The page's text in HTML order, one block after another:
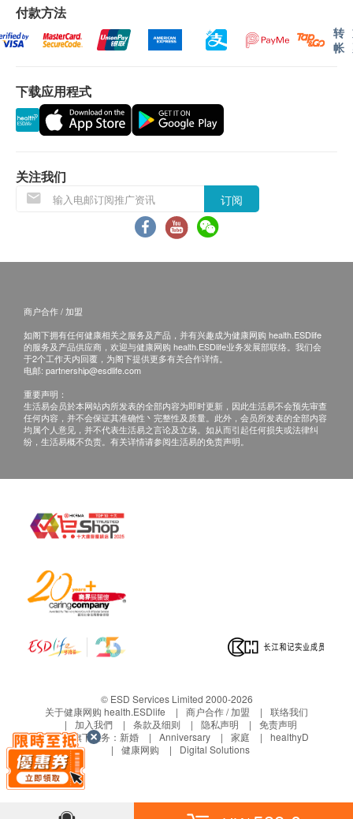
砂劳越洞燕、水、冰糖
储存方法
请存放于阴凉干爽处，最佳保存期为一年；开瓶后必
须储存放于1°C至4°C，并请尽快食用完毕
所有订单须视乎相关货品的供应情况再作最后确
认。 倘若健康网购health. ESDlife未能提供任何订
单上的货品，健康网购health. ESDlife有权拒绝接
客再作安排。
退换条款：
有损毁情况，一经确认签收，恕不接受退换。
退换产品必须包装完整，如退换之产品有任何残缺
或过期退回，供应商有权不受理。
如有其他损坏或遗漏查询，顾客必须保留有效收据
付款方法
转
帐
下载应用程式
关注我们
订阅
商户合作 / 加盟
如阁下拥有任何健康相关之服务及产品，并有兴趣成为健康网购 health.ESDlife
的服务及产品供应商，欢迎与健康网购 health.ESDlife业务发展部联络。我们会
于2个工作天内回覆，为阁下提供更多有关合作详情。
电邮: partnership@esdlife.com
重要声明：
生活易会员於本网站内所发表的全部内容为即时更新，因此生活易不会预先审查
任何内容，并不会保证其准确性丶完整性及质量。此外，会员所发表的全部内容
均属个人意见，并不代表生活易之言论及立场。如从而引起任何损失或法律纠
纷，生活易概不负责。有关详情请参阅生活易的免责声明。
© ESD Services Limited 2000-2026
关于健康网购 health.ESDlife
商户合作 / 加盟
联络我们
加入我們
条款及细则 隐私声明
免责声明
生活易旗下业务： 新婚 Anniversary 家庭
healthyD
健康网购
Digital Solutions